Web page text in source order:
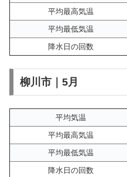
平均最高気温
平均最低気温
降水日の回数
柳川市｜5月
平均気温
平均最高気温
平均最低気温
降水日の回数